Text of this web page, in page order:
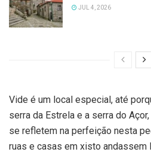
JUL 4, 2026
Vide é um local especial, até
serra da Estrela e a serra do
se refletem na perfeição nesta
ruas e casas em xisto andassem